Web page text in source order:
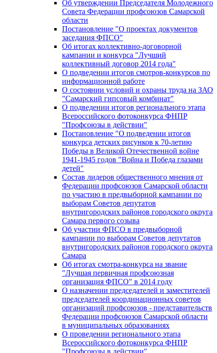
Об утверждении Председателя Молодежного
Совета Федерации профсоюзов Самарской
области
Постановление "О проектах документов
заседания ФПСО"
Об итогах коллективно-договорной
кампании и конкурса "Лучший
коллективный договор 2014 года"
О подведении итогов смотров-конкурсов по
информационной работе
О состоянии условий и охраны труда на ЗАО
"Самарский гипсовый комбинат"
О подведении итогов регионального этапа
Всероссийского фотоконкурса ФНПР
"Профсоюзы в действии"
Постановление "О подведении итогов
конкурса детских рисунков к 70-летию
Победы в Великой Отечественной войне
1941-1945 годов "Война и Победа глазами
детей"
Состав лидеров общественного мнения от
Федерации профсоюзов Самарской области
по участию в предвыборной кампании по
выборам Советов депутатов
внутригородских районов городского округа
Самара первого созыва
Об участии ФПСО в предвыборной
кампании по выборам Советов депутатов
внутригородских районов городского округа
Самара
Об итогах смотра-конкурса на звание
"Лучшая первичная профсоюзная
организация ФПСО" в 2014 году
О назначении председателей и заместителей
председателей координационных советов
организаций профсоюзов - представительств
Федерации профсоюзов Самарской области
в муниципальных образованиях
О проведении регионального этапа
Всероссийского фотоконкурса ФНПР
"Профсоюзы в действии"